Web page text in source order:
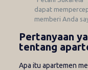
dapat
memberi Anda
Pertanyaan
tentang
Apa itu apartemen